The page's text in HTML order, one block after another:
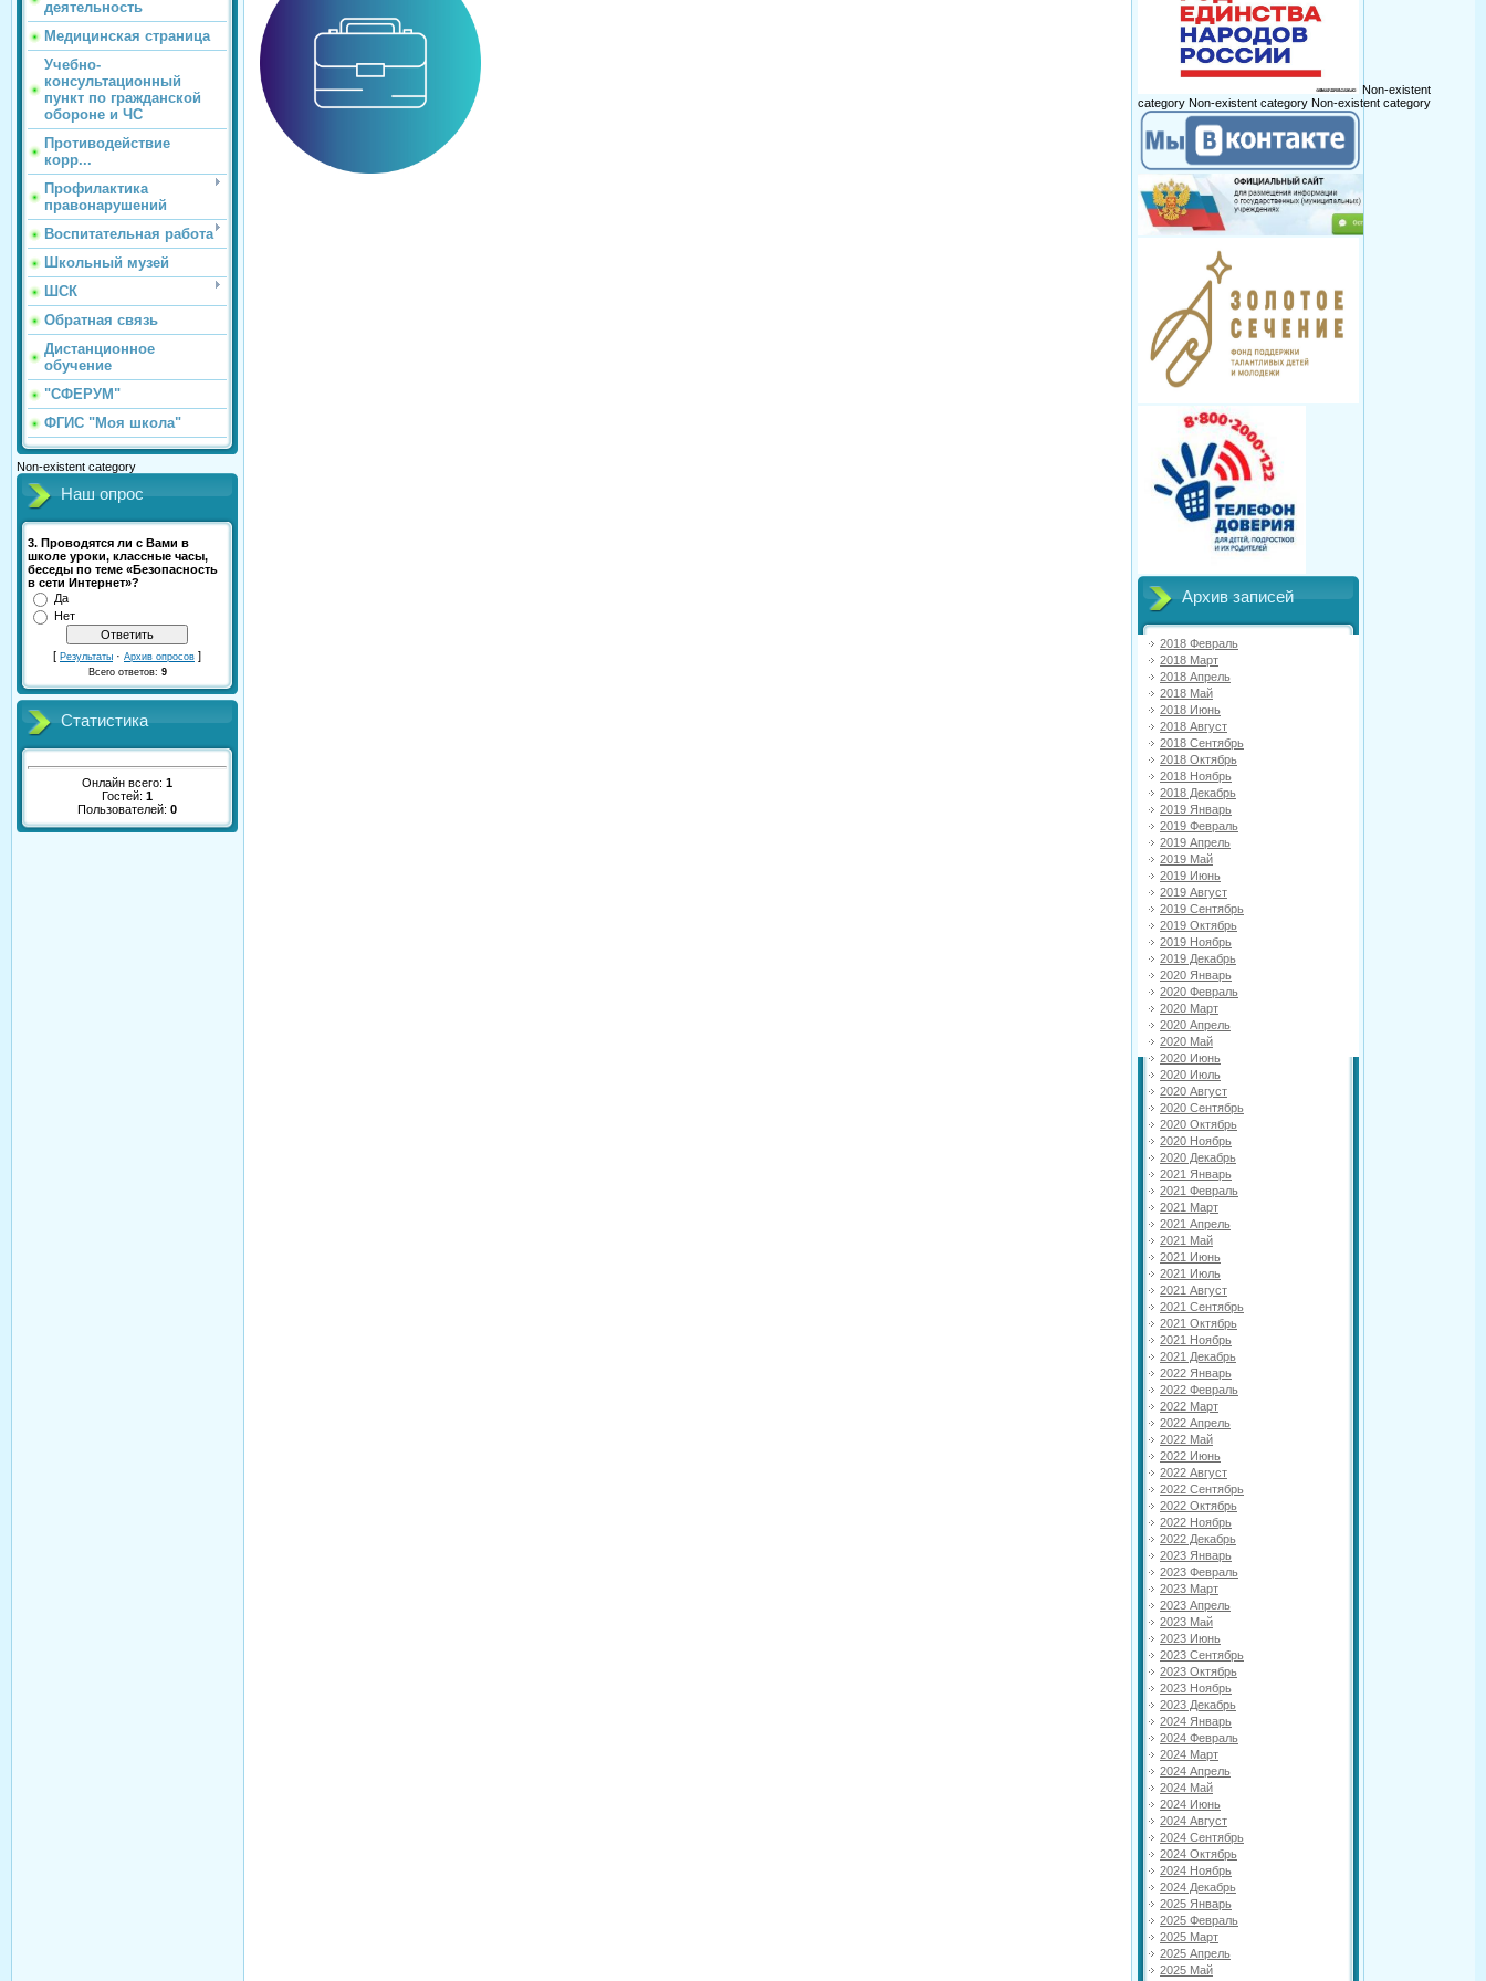
деятельность
Медицинская страница
Учебно-
консультационный
пункт по гражданской
обороне и ЧС
Противодействие
корр...
Профилактика
правонарушений
Воспитательная работа
Школьный музей
ШСК
Обратная связь
Дистанционное
обучение
"СФЕРУМ"
ФГИС "Моя школа"
Non-existent category
Наш опрос
3. Проводятся ли с Вами в
школе уроки, классные часы,
беседы по теме «Безопасность
в сети Интернет»?
Да
Нет
[ Результаты · Архив опросов ]
Всего ответов: 9
Статистика
Онлайн всего: 1
Гостей: 1
Пользователей: 0
Non-existent
category Non-existent category Non-existent category
Архив записей
2018 Февраль
2018 Март
2018 Апрель
2018 Май
2018 Июнь
2018 Август
2018 Сентябрь
2018 Октябрь
2018 Ноябрь
2018 Декабрь
2019 Январь
2019 Февраль
2019 Апрель
2019 Май
2019 Июнь
2019 Август
2019 Сентябрь
2019 Октябрь
2019 Ноябрь
2019 Декабрь
2020 Январь
2020 Февраль
2020 Март
2020 Апрель
2020 Май
2020 Июнь
2020 Июль
2020 Август
2020 Сентябрь
2020 Октябрь
2020 Ноябрь
2020 Декабрь
2021 Январь
2021 Февраль
2021 Март
2021 Апрель
2021 Май
2021 Июнь
2021 Июль
2021 Август
2021 Сентябрь
2021 Октябрь
2021 Ноябрь
2021 Декабрь
2022 Январь
2022 Февраль
2022 Март
2022 Апрель
2022 Май
2022 Июнь
2022 Август
2022 Сентябрь
2022 Октябрь
2022 Ноябрь
2022 Декабрь
2023 Январь
2023 Февраль
2023 Март
2023 Апрель
2023 Май
2023 Июнь
2023 Сентябрь
2023 Октябрь
2023 Ноябрь
2023 Декабрь
2024 Январь
2024 Февраль
2024 Март
2024 Апрель
2024 Май
2024 Июнь
2024 Август
2024 Сентябрь
2024 Октябрь
2024 Ноябрь
2024 Декабрь
2025 Январь
2025 Февраль
2025 Март
2025 Апрель
2025 Май